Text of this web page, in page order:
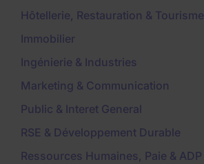
Hôtellerie, Restauration & Tourisme
Immobilier
Ingénierie & Industries
Marketing & Communication
Public & Interet General
RSE & Développement Durable
Ressources Humaines, Paie & ADP